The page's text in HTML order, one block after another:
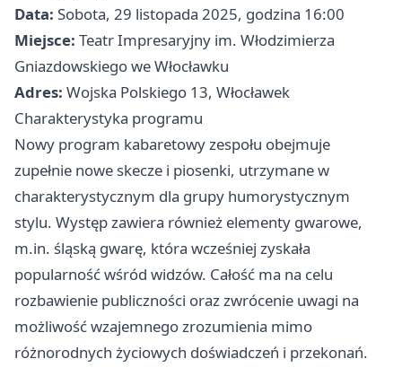
Data: Sobota, 29 listopada 2025, godzina 16:00
Miejsce: Teatr Impresaryjny im. Włodzimierza
Gniazdowskiego we Włocławku
Adres: Wojska Polskiego 13, Włocławek
Charakterystyka programu
Nowy program kabaretowy zespołu obejmuje
zupełnie nowe skecze i piosenki, utrzymane w
charakterystycznym dla grupy humorystycznym
stylu. Występ zawiera również elementy gwarowe,
m.in. śląską gwarę, która wcześniej zyskała
popularność wśród widzów. Całość ma na celu
rozbawienie publiczności oraz zwrócenie uwagi na
możliwość wzajemnego zrozumienia mimo
różnorodnych życiowych doświadczeń i przekonań.